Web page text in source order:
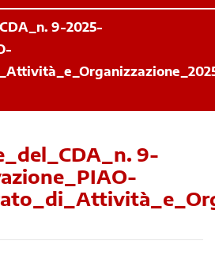
9-2025-
9-